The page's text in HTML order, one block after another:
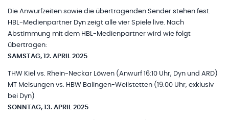
Die Anwurfzeiten sowie die übertragenden Sender stehen fest.
HBL-Medienpartner Dyn zeigt alle vier Spiele live. Nach
Abstimmung mit dem HBL-Medienpartner wird wie folgt
übertragen:
SAMSTAG, 12. APRIL 2025
THW Kiel vs. Rhein-Neckar Löwen (Anwurf 16:10 Uhr, Dyn und ARD)
MT Melsungen vs. HBW Balingen-Weilstetten (19:00 Uhr, exklusiv
bei Dyn)
SONNTAG, 13. APRIL 2025